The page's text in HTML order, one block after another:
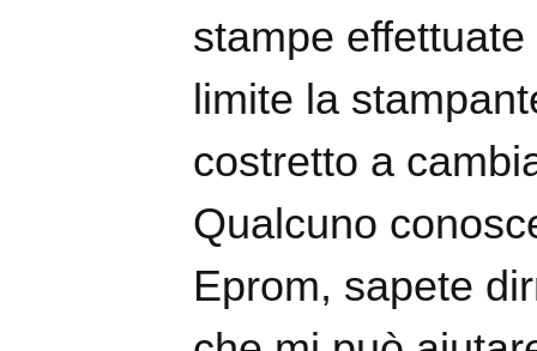
stampe
limite la
costretto a
Qualcuno
Eprom, sapete